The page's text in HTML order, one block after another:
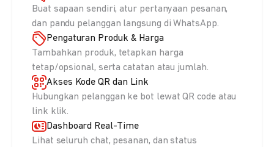
Buat sapaan sendiri, atur pertanyaan pesanan,
dan pandu pelanggan langsung di WhatsApp.
Pengaturan Produk & Harga
Tambahkan produk, tetapkan harga
tetap/opsional, serta catatan atau jumlah.
Akses Kode QR dan Link
Hubungkan pelanggan ke bot lewat QR code atau
link klik.
Dashboard Real-Time
Lihat seluruh chat, pesanan, dan status